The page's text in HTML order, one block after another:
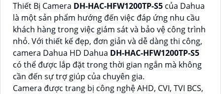
Thiết Bị Camera DH-HAC-HFW1200TP-S5 của Dahua
là một sản phẩm hướng đến việc đáp ứng nhu cầu
khách hàng trong việc giám sát và bảo vệ công trình
nhỏ. Với thiết kế đẹp, đơn giản và dễ dàng thi công,
camera Dahua HD Dahua DH-HAC-HFW1200TP-S5
có thể được lắp đặt trong thời gian ngắn mà không
cần đến sự trợ giúp của chuyên gia.
Camera được trang bị công nghệ AHD, CVI, TVI BCS,